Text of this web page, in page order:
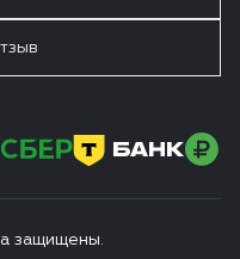
защищены.